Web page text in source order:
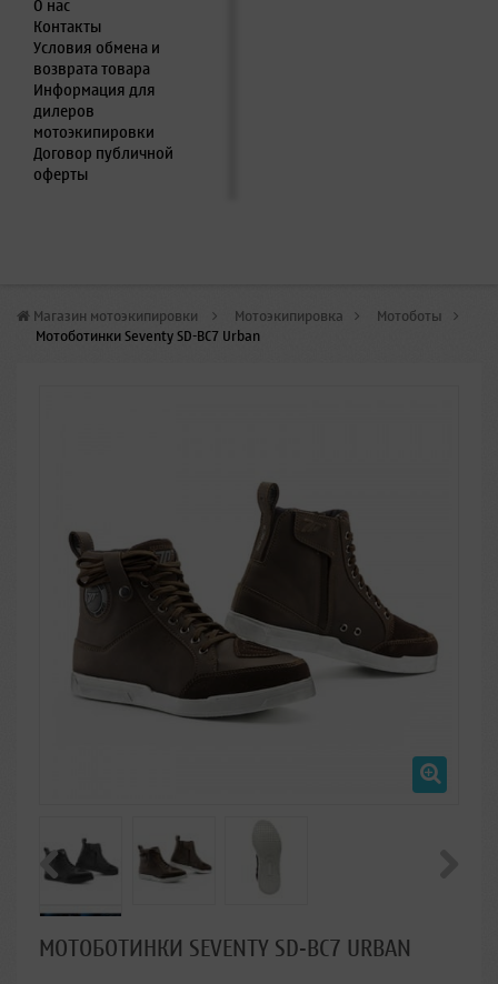
О нас
Контакты
Условия обмена и
возврата товара
Информация для
дилеров
мотоэкипировки
Договор публичной
оферты
Магазин мотоэкипировки > Мотоэкипировка > Мотоботы
Мотоботинки Seventy SD-BC7 Urban
МОТОБОТИНКИ SEVENTY SD-BC7 URBAN